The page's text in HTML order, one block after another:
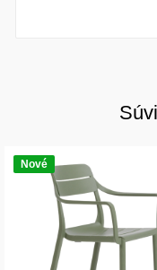
Nové